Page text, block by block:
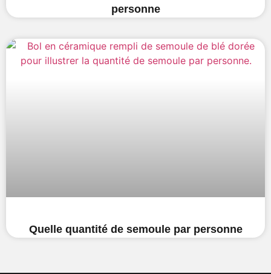
personne
Quelle quantité de semoule par personne